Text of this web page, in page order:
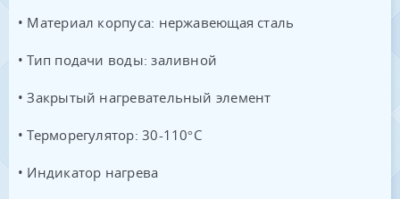
• Материал корпуса: нержавеющая сталь
• Тип подачи воды: заливной
• Закрытый нагревательный элемент
• Терморегулятор: 30-110°С
• Индикатор нагрева